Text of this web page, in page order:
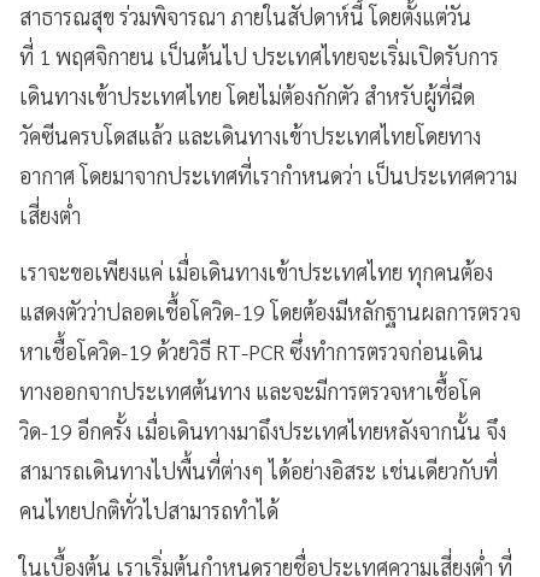
สาธารณสุข ร่วมพิจารณา ภายในสัปดาห์นี้ โดยตั้งแต่วัน
ที่ 1 พฤศจิกายน เป็นต้นไป ประเทศไทยจะเริ่มเปิดรับการ
เดินทางเข้าประเทศไทย โดยไม่ต้องกักตัว สำหรับผู้ที่ฉีด
วัคซีนครบโดสแล้ว และเดินทางเข้าประเทศไทยโดยทาง
อากาศ โดยมาจากประเทศที่เรากำหนดว่า เป็นประเทศความ
เสี่ยงต่ำ
เราจะขอเพียงแค่ เมื่อเดินทางเข้าประเทศไทย ทุกคนต้อง
แสดงตัวว่าปลอดเชื้อโควิด-19 โดยต้องมีหลักฐานผลการตรวจ
หาเชื้อโควิด-19 ด้วยวิธี RT-PCR ซึ่งทำการตรวจก่อนเดิน
ทางออกจากประเทศต้นทาง และจะมีการตรวจหาเชื้อโค
วิด-19 อีกครั้ง เมื่อเดินทางมาถึงประเทศไทยหลังจากนั้น จึง
สามารถเดินทางไปพื้นที่ต่างๆ ได้อย่างอิสระ เช่นเดียวกับที่
คนไทยปกติทั่วไปสามารถทำได้
ในเบื้องต้น เราเริ่มต้นกำหนดรายชื่อประเทศความเสี่ยงต่ำ ที่